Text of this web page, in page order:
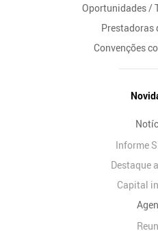
Oportunidades /
Prestadoras
Convenções
Informe
Destaque
Capital